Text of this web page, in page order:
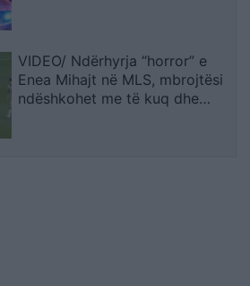
VIDEO/ Ndërhyrja “horror” e
Enea Mihajt në MLS, mbrojtësi
ndëshkohet me të kuq dhe